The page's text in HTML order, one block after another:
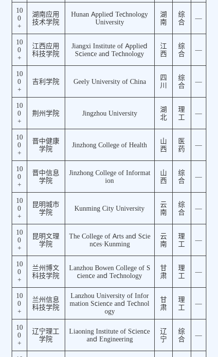
10
0
+
湖南应用
技术学院
Hunan Applied Technology
University
湖
南
综
合
—
10
0
+
江西应用
科技学院
Jiangxi Institute of Applied
Science and Technology
江
西
综
合
—
10
0
+
吉利学院 Geely University of China
四
川
综
合
—
10
0
+
荆州学院 Jingzhou University
湖
北
理
工
—
10
0
+
晋中健康
学院
Jinzhong College of Health
山
西
医
药
—
10
0
+
晋中信息
学院
Jinzhong College of Informat
ion
山
西
综
合
—
10
0
+
昆明城市
学院
Kunming City University
云
南
综
合
—
10
0
+
昆明文理
学院
The College of Arts and Scie
nces·Kunming
云
南
理
工
—
10
0
+
兰州博文
科技学院
Lanzhou Bowen College of S
cience and Technology
甘
肃
理
工
—
10
0
+
兰州信息
科技学院
Lanzhou University of Infor
mation Science and Technol
ogy
甘
肃
理
工
—
10
0
+
辽宁理工
学院
Liaoning Institute of Science
and Engineering
辽
宁
综
合
—